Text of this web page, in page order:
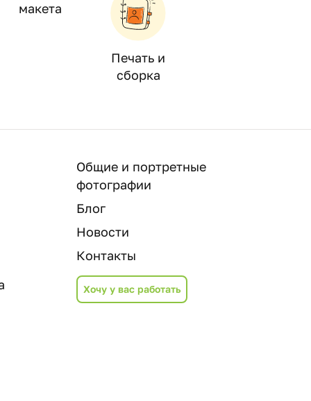
макета
Печать и
сборка
Общие и портретные
фотографии
Блог
Новости
Контакты
Хочу у вас работать